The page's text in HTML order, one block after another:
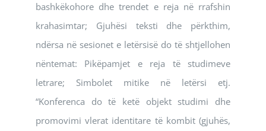
bashkëkohore dhe trendet e reja në rrafshin
krahasimtar; Gjuhësi teksti dhe përkthim,
ndërsa në sesionet e letërsisë do të shtjellohen
nëntemat: Pikëpamjet e reja të studimeve
letrare; Simbolet mitike në letërsi etj.
“Konferenca do të ketë objekt studimi dhe
promovimi vlerat identitare të kombit (gjuhës,